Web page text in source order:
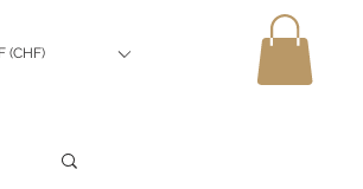
(CHF)